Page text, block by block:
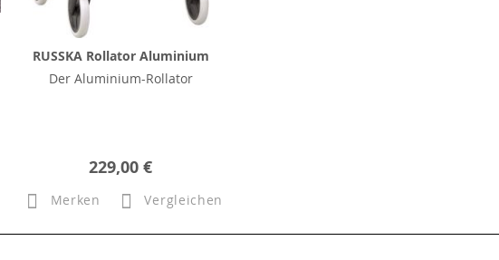
RUSSKA Rollator Aluminium
Der Aluminium-Rollator
229,00 €
Merken Vergleichen